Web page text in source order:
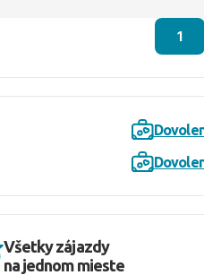
1
Všetky zájazdy
na jednom mieste